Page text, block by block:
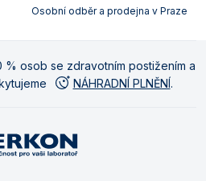
Osobní odběr a prodejna v Praze
% osob se zdravotním postižením a
NÁHRADNÍ PLNĚNÍ.